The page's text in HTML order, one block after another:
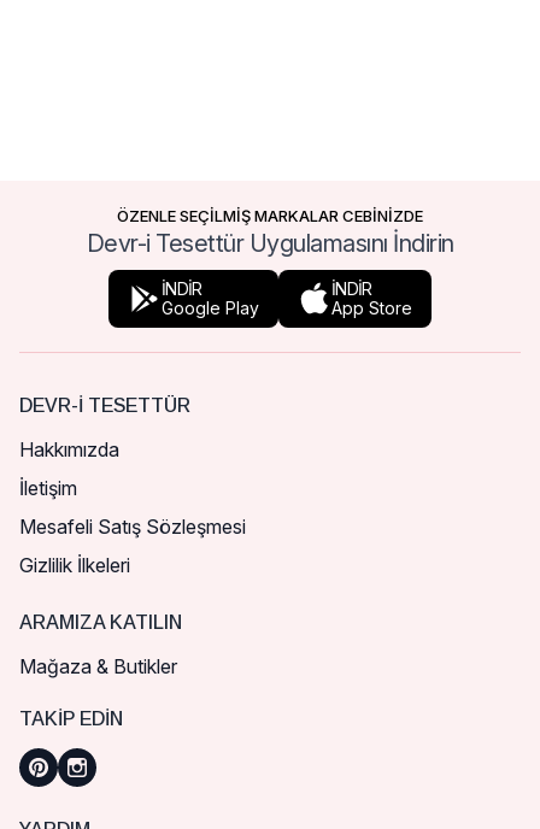
ÖZENLE SEÇİLMİŞ MARKALAR CEBİNİZDE
Devr-i Tesettür Uygulamasını İndirin
İNDİR
Google Play
İNDİR
App Store
DEVR-I TESETTÜR
Hakkımızda
İletişim
Mesafeli Satış Sözleşmesi
Gizlilik İlkeleri
ARAMIZA KATILIN
Mağaza & Butikler
TAKIP EDIN